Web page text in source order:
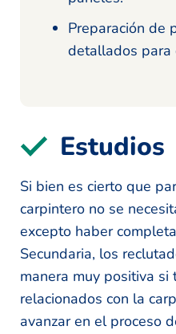
Preparación de
detallados para
Estudios
Si bien es cierto que
carpintero no se
excepto haber
Secundaria, los
manera muy positiva si
relacionados con la
avanzar en el proceso